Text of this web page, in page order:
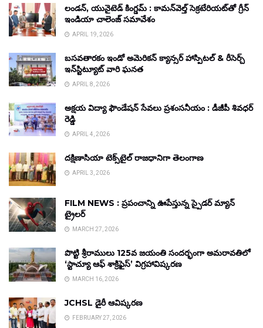
లండన్, యునైటెడ్ కింగ్డమ్ : కామన్‌వెల్త్ సెక్రటేరియట్‌తో గ్రీన్
ఇండియా చాలెంజ్ సమావేశం
APRIL 19, 2026
బసవతారకం ఇండో అమెరికన్ క్యాన్సర్ హాస్పిటల్ & రీసెర్చ్
ఇన్‌స్టిట్యూట్ వారి ఘనత
APRIL 8, 2026
అక్షయ విద్యా ఫౌండేషన్ సేవలు ప్రశంసనీయం : డీజీపీ శివధర్
రెడ్డి
APRIL 4, 2026
దక్షిణాసియా టెక్స్‌టైల్ రాజధానిగా తెలంగాణ
APRIL 3, 2026
FILM NEWS : ప్రపంచాన్ని ఊపేస్తున్న స్పైడర్ మ్యాన్
ట్రైలర్
MARCH 27, 2026
పొట్టి శ్రీరాములు 125వ జయంతి సందర్భంగా అమరావతిలో
‘స్టాచ్యూ ఆఫ్ శాక్రిఫైస్’ విగ్రహావిష్కరణ
MARCH 16, 2026
JCHSL డైరీ ఆవిష్కరణ
FEBRUARY 27, 2026